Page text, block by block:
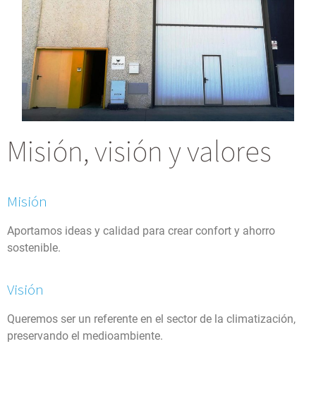
Misión, visión y valores
Misión
Aportamos ideas y calidad para crear confort y ahorro
sostenible.
Visión
Queremos ser un referente en el sector de la climatización,
preservando el medioambiente.